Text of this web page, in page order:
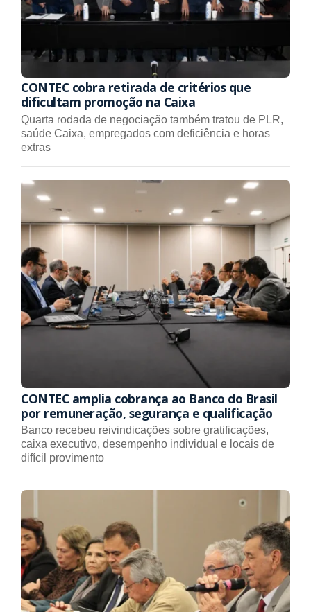
CONTEC cobra retirada de critérios que
dificultam promoção na Caixa
Quarta rodada de negociação também tratou de PLR,
saúde Caixa, empregados com deficiência e horas
extras
CONTEC amplia cobrança ao Banco do Brasil
por remuneração, segurança e qualificação
Banco recebeu reivindicações sobre gratificações,
caixa executivo, desempenho individual e locais de
difícil provimento